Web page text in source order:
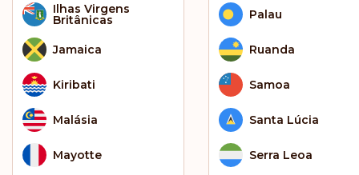
Ilhas Virgens
Britânicas
Jamaica
Kiribati
Malásia
Mayotte
Palau
Ruanda
Samoa
Santa Lúcia
Serra Leoa